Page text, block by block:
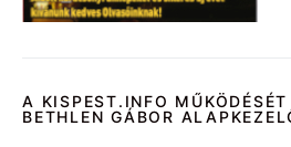
A KISPEST.INFO
BETHLEN GÁBOR